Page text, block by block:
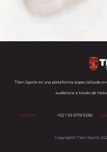
Titan Sports es una plataforma especializada
audiencia a través de
Teléfono: +52 1 55 6719 5282
Copyright© Titan Sports